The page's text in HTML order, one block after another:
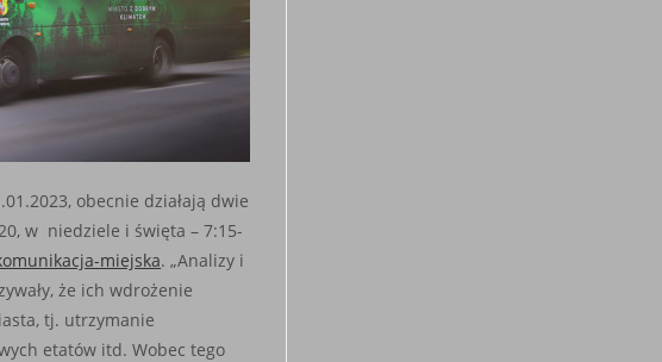
obecnie działają dwie
w niedziele i święta – 7:15-
miejska. „Analizy i
że ich wdrożenie
tj. utrzymanie
etatów itd. Wobec tego